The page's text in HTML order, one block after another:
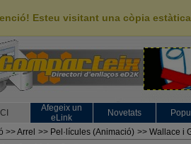
Esteu visitant una còpia
Afegeix un
eLink
Novetats
>>Arrel >> Pel·lícules (Animació) >> Wallace i